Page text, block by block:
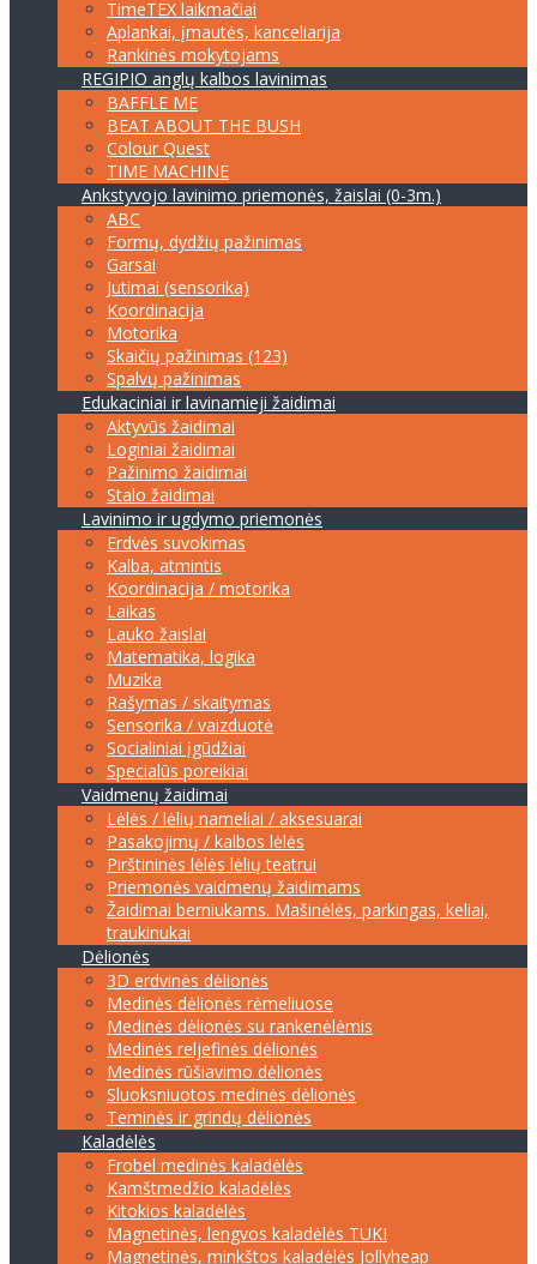
TimeTEX laikmačiai
Aplankai, įmautės, kanceliarija
Rankinės mokytojams
REGIPIO anglų kalbos lavinimas
BAFFLE ME
BEAT ABOUT THE BUSH
Colour Quest
TIME MACHINE
Ankstyvojo lavinimo priemonės, žaislai (0-3m.)
ABC
Formų, dydžių pažinimas
Garsai
Jutimai (sensorika)
Koordinacija
Motorika
Skaičių pažinimas (123)
Spalvų pažinimas
Edukaciniai ir lavinamieji žaidimai
Aktyvūs žaidimai
Loginiai žaidimai
Pažinimo žaidimai
Stalo žaidimai
Lavinimo ir ugdymo priemonės
Erdvės suvokimas
Kalba, atmintis
Koordinacija / motorika
Laikas
Lauko žaislai
Matematika, logika
Muzika
Rašymas / skaitymas
Sensorika / vaizduotė
Socialiniai įgūdžiai
Specialūs poreikiai
Vaidmenų žaidimai
Lėlės / lėlių nameliai / aksesuarai
Pasakojimų / kalbos lėlės
Pirštininės lėlės lėlių teatrui
Priemonės vaidmenų žaidimams
Žaidimai berniukams. Mašinėlės, parkingas, keliai,
traukinukai
Dėlionės
3D erdvinės dėlionės
Medinės dėlionės rėmeliuose
Medinės dėlionės su rankenėlėmis
Medinės reljefinės dėlionės
Medinės rūšiavimo dėlionės
Sluoksniuotos medinės dėlionės
Teminės ir grindų dėlionės
Kaladėlės
Frobel medinės kaladėlės
Kamštmedžio kaladėlės
Kitokios kaladėlės
Magnetinės, lengvos kaladėlės TUKI
Magnetinės, minkštos kaladėlės Jollyheap